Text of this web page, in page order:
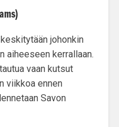
johonkin
aiheeseen kerrallaan.
vaan kutsut
viikkoa ennen
Savon